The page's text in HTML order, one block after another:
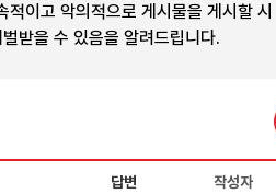
이고 악의적으로 게시물을 게시할 시
받을 수 있음을 알려드립니다.
답변 작성자